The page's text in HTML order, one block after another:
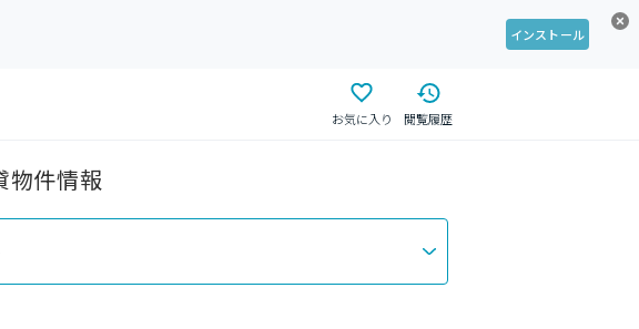
インストール
お気に入り 閲覧履歴
物件情報